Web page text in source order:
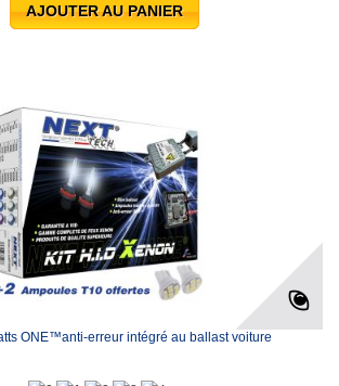
AJOUTER AU PANIER
ONE™anti-erreur intégré au ballast voiture